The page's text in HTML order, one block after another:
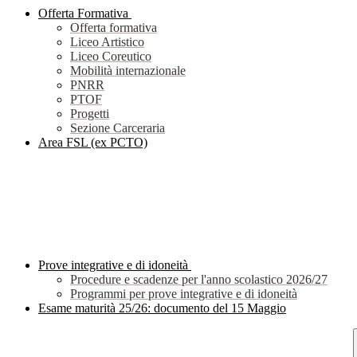
Offerta Formativa
Offerta formativa
Liceo Artistico
Liceo Coreutico
Mobilità internazionale
PNRR
PTOF
Progetti
Sezione Carceraria
Area FSL (ex PCTO)
Prove integrative e di idoneità
Procedure e scadenze per l'anno scolastico 2026/27
Programmi per prove integrative e di idoneità
Esame maturità 25/26: documento del 15 Maggio